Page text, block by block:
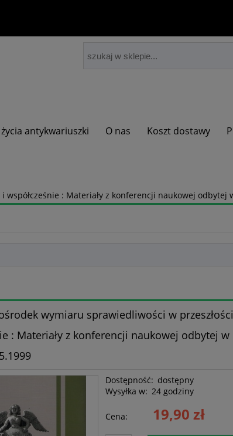
życia antykwariuszki O nas Koszt dostawy
: Materiały z konferencji naukowej odbytej
wymiaru sprawiedliwości w
: Materiały z konferencji naukowej odbytej w
Dostępność: dostępny
Wysyłka w: 24 godziny
Cena: 19,90 zł